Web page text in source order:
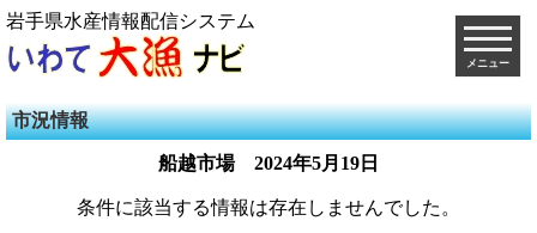
岩手県水産情報配信システム
メニュー
市況情報
船越市場 2024年5月19日
条件に該当する情報は存在しませんでした。